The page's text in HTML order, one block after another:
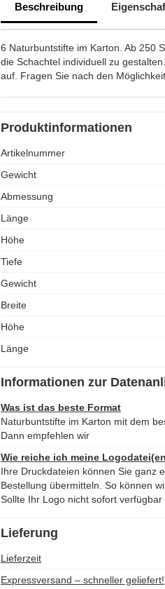
Beschreibung
6 Naturbuntstifte im Karton. Ab 250
die Schachtel individuell zu
auf. Fragen Sie nach den
Produktinformationen
Artikelnummer
Gewicht
Abmessung
Länge
Höhe
Tiefe
Gewicht
Breite
Höhe
Länge
Informationen zur
Was ist das beste Format
Naturbuntstifte im Karton mit dem
Dann empfehlen wir
Wie reiche ich meine
Ihre Druckdateien können Sie ganz
Bestellung übermitteln. So können
Sollte Ihr Logo nicht sofort verfügbar
Lieferung
Lieferzeit
Expressversand – schneller geliefert!